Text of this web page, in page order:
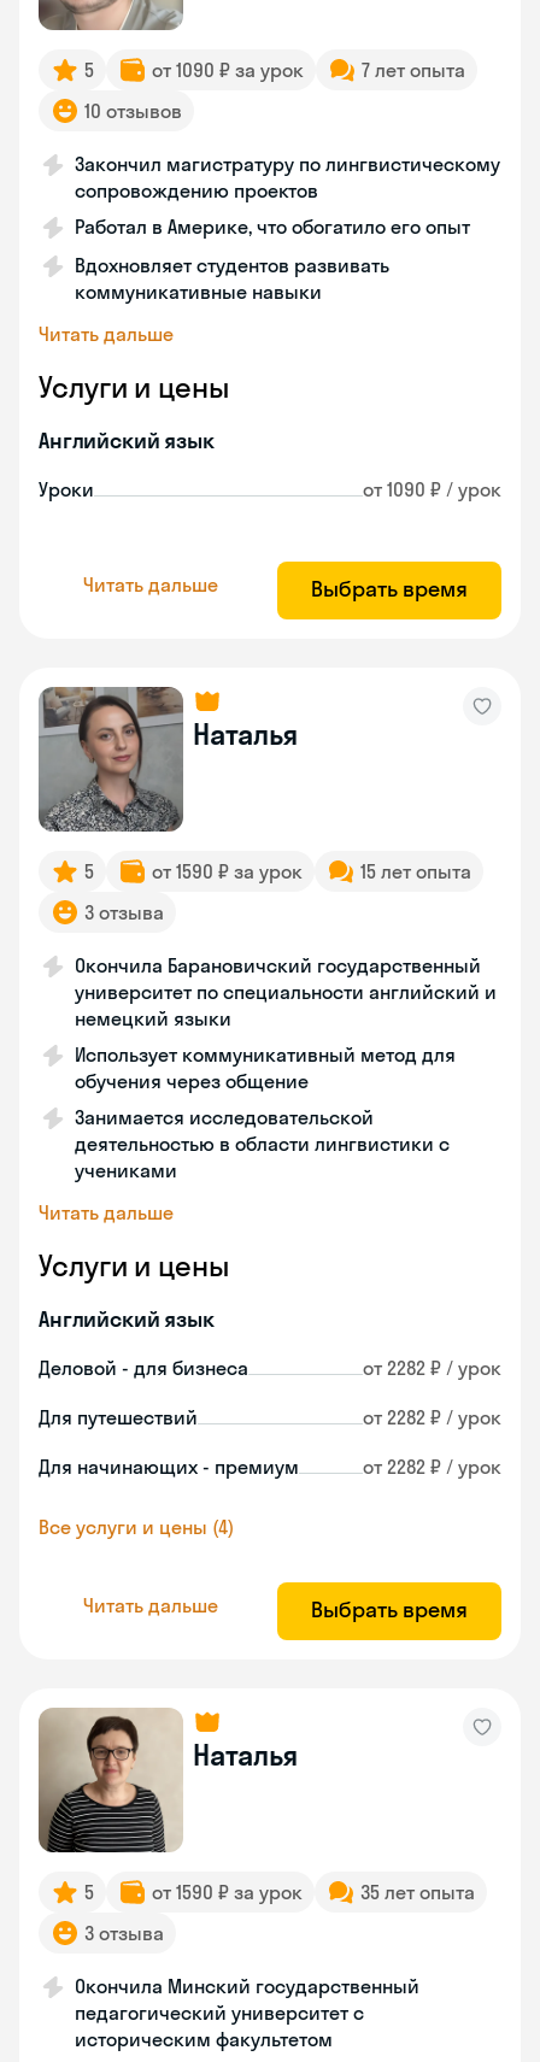
5 от 1090 ₽ за урок
7 лет опыта
10 отзывов
Закончил магистратуру по лингвистическому
сопровождению проектов
Работал в Америке, что обогатило его опыт
Вдохновляет студентов развивать
коммуникативные навыки
Читать дальше
Услуги и цены
Английский язык
Уроки от 1090 ₽ / урок
Читать дальше Выбрать время
Наталья
5 от 1590 ₽ за урок
15 лет опыта
3 отзыва
Окончила Барановичский государственный
университет по специальности английский и
немецкий языки
Использует коммуникативный метод для
обучения через общение
Занимается исследовательской
деятельностью в области лингвистики с
учениками
Читать дальше
Услуги и цены
Английский язык
Деловой - для бизнеса от 2282 ₽ / урок
Для путешествий от 2282 ₽ / урок
Для начинающих - премиум от 2282 ₽ / урок
Все услуги и цены (4)
Читать дальше Выбрать время
Наталья
5 от 1590 ₽ за урок
35 лет опыта
3 отзыва
Окончила Минский государственный
педагогический университет с
историческим факультетом